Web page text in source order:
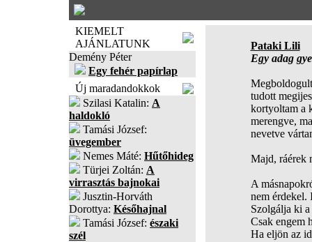
KIEMELT
AJÁNLATUNK
Demény Péter
Egy fehér papírlap
Új maradandokkok
Szilasi Katalin: A
haldokló
Tamási József:
üvegember
Nemes Máté: Hűtőhideg
Türjei Zoltán: A
virrasztás bajnokai
Jusztin-Horváth
Dorottya: Későhajnal
Tamási József: északi
szél
Pataki Lili
Egy adag
tudott
kortyoltam a
merengve,
nevetve
Majd, ráérek
A
nem érdekel.
Szolgálja ki
Csak engem
Ha eljön az